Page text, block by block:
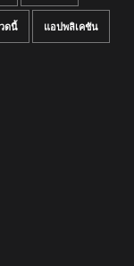
ดนี้ แอปพลิเคชัน